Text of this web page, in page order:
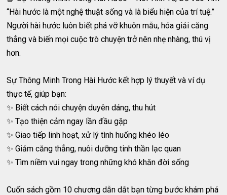
“Hài hước là một nghệ thuật sống và là biểu hiện của trí tuệ.”
Người hài hước luôn biết phá vỡ khuôn mẫu, hóa giải căng
thẳng và biến mọi cuộc trò chuyện trở nên nhẹ nhàng, thú vị
hơn.
Sự Thông Minh Trong Hài Hước kết hợp lý thuyết và ví dụ
thực tế, giúp bạn:
✨ Biết cách nói chuyện duyên dáng, thu hút
✨ Tạo thiện cảm ngay lần đầu gặp
✨ Giao tiếp linh hoạt, xử lý tình huống khéo léo
✨ Giảm căng thẳng, nuôi dưỡng tinh thần lạc quan
✨ Tìm niềm vui ngay trong những khó khăn đời sống
Cuốn sách gồm 10 chương dẫn dắt bạn từng bước khám phá